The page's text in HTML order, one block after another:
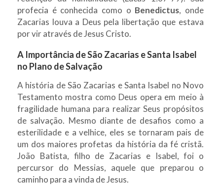
profecia é conhecida como o Benedictus, onde
Zacarias louva a Deus pela libertação que estava
por vir através de Jesus Cristo.
A Importância de São Zacarias e Santa Isabel
no Plano de Salvação
A história de São Zacarias e Santa Isabel no Novo
Testamento mostra como Deus opera em meio à
fragilidade humana para realizar Seus propósitos
de salvação. Mesmo diante de desafios como a
esterilidade e a velhice, eles se tornaram pais de
um dos maiores profetas da história da fé cristã.
João Batista, filho de Zacarias e Isabel, foi o
percursor do Messias, aquele que preparou o
caminho para a vinda de Jesus.